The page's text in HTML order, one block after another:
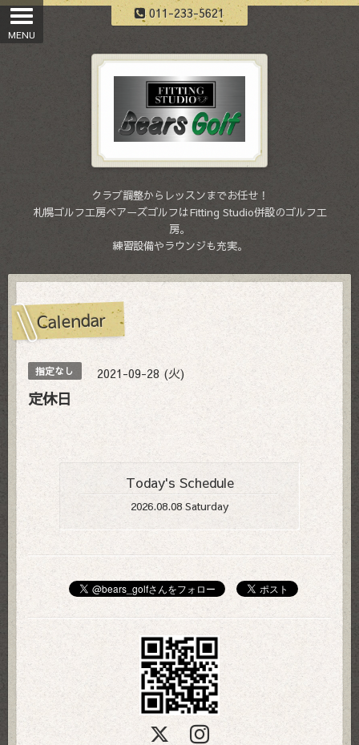
011-233-5621
クラブ調整からレッスンまでお任せ！
札幌ゴルフ工房ベアーズゴルフはFitting Studio併設のゴルフ工
房。
練習設備やラウンジも充実。
Calendar
指定なし 2021-09-28 (火)
定休日
Today's Schedule
2026.08.08 Saturday